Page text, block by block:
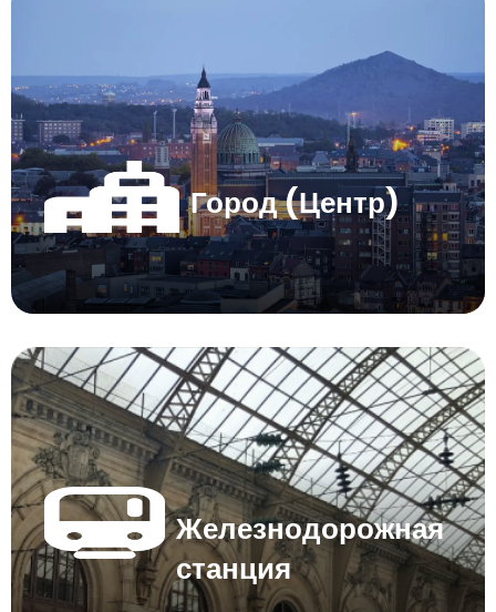
Город (Центр)
Железнодорожная
станция